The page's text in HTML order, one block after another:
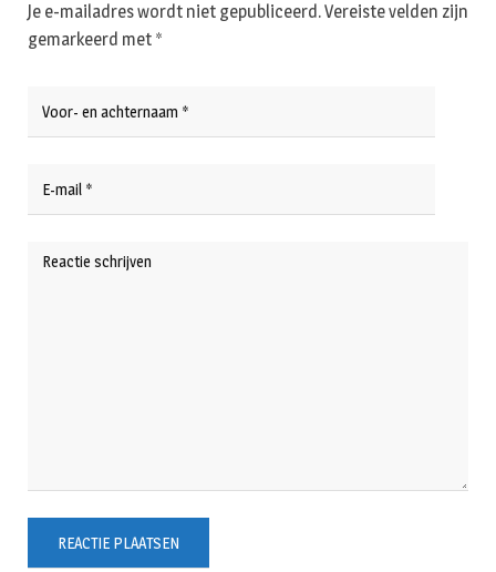
Je e-mailadres wordt niet gepubliceerd.Vereiste velden zijn
gemarkeerd met *